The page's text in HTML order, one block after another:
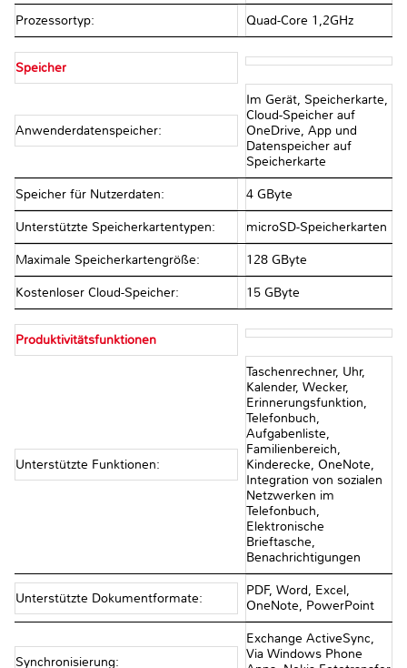
Prozessortyp: Quad-Core 1,2GHz
Speicher
Anwenderdatenspeicher:
Im Gerät, Speicherkarte,
Cloud-Speicher auf
OneDrive, App und
Datenspeicher auf
Speicherkarte
Speicher für Nutzerdaten: 4 GByte
Unterstützte Speicherkartentypen: microSD-Speicherkarten
Maximale Speicherkartengröße: 128 GByte
Kostenloser Cloud-Speicher: 15 GByte
Produktivitätsfunktionen
Unterstützte Funktionen:
Taschenrechner, Uhr,
Kalender, Wecker,
Erinnerungsfunktion,
Telefonbuch,
Aufgabenliste,
Familienbereich,
Kinderecke, OneNote,
Integration von sozialen
Netzwerken im
Telefonbuch,
Elektronische
Brieftasche,
Benachrichtigungen
Unterstützte Dokumentformate:
PDF, Word, Excel,
OneNote, PowerPoint
Synchronisierung:
Exchange ActiveSync,
Via Windows Phone